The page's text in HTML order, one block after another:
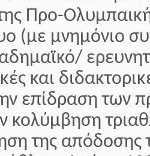
Προ-
(με μνημόνιο
και
επίδραση των
κολύμβηση
της